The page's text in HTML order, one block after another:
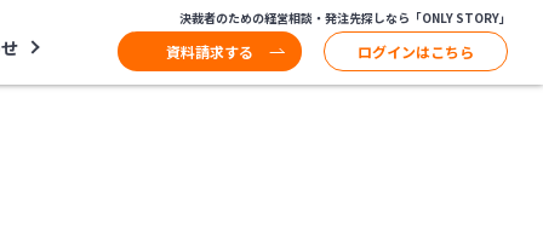
決裁者のための経営相談・発注先探しなら「ONLY STORY」
資料請求する ログインはこちら